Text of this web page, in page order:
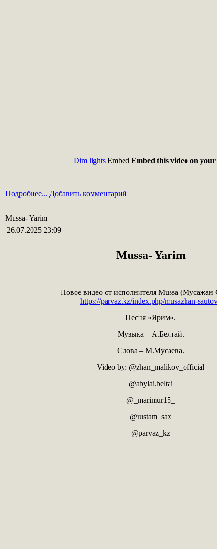
Dim lightsEmbed Embed this video on your
Подробнее... Добавить комментарий
Mussa- Yarim
26.07.2025 23:09
Mussa- Yarim
Новое видео от исполнителя Mussa (Мусажан
https://parvaz.kz/index.php/musazhan-sautov
Песня «Ярим».
Музыка – А.Белтай.
Слова – М.Мусаева.
Video by: @zhan_malikov_official
@abylai.beltai
@_marimur15_
@rustam_sax
@parvaz_kz